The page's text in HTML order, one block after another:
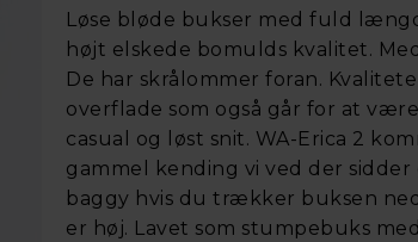
Løse bløde bukser med fuld
højt elskede bomulds kvalitet.
De har skrålommer foran.
overflade som også går for at
casual og løst snit. WA-Erica 2
gammel kending vi ved der
baggy hvis du trækker buksen
er høj. Lavet som stumpebuks